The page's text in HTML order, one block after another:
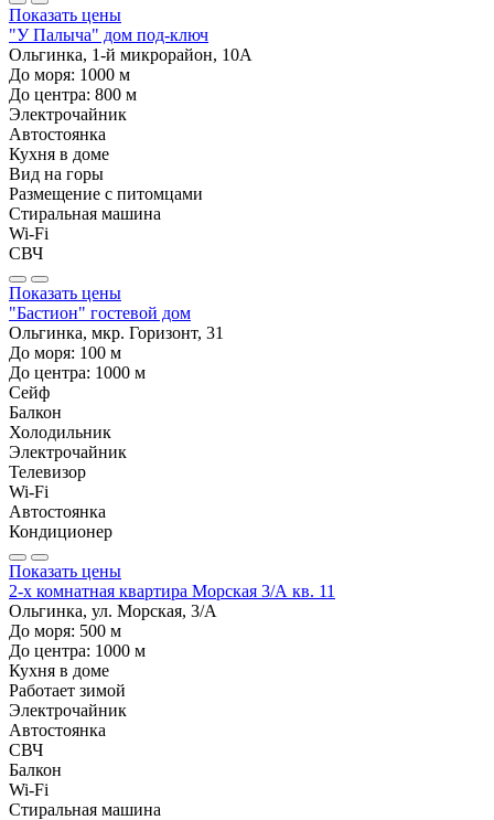
Показать цены
"У Палыча" дом под-ключ
Ольгинка, 1-й микрорайон, 10А
До моря: 1000 м
До центра: 800 м
Электрочайник
Автостоянка
Кухня в доме
Вид на горы
Размещение с питомцами
Стиральная машина
Wi-Fi
СВЧ
Показать цены
"Бастион" гостевой дом
Ольгинка, мкр. Горизонт, 31
До моря: 100 м
До центра: 1000 м
Сейф
Балкон
Холодильник
Электрочайник
Телевизор
Wi-Fi
Автостоянка
Кондиционер
Показать цены
2-х комнатная квартира Морская 3/А кв. 11
Ольгинка, ул. Морская, 3/А
До моря: 500 м
До центра: 1000 м
Кухня в доме
Работает зимой
Электрочайник
Автостоянка
СВЧ
Балкон
Wi-Fi
Стиральная машина